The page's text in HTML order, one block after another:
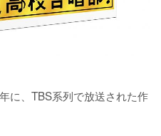
に、TBS系列で放送された作